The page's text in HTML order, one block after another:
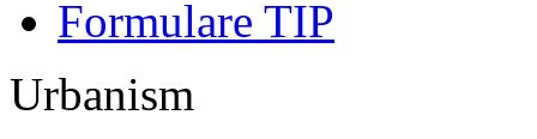
Formulare TIP
Urbanism